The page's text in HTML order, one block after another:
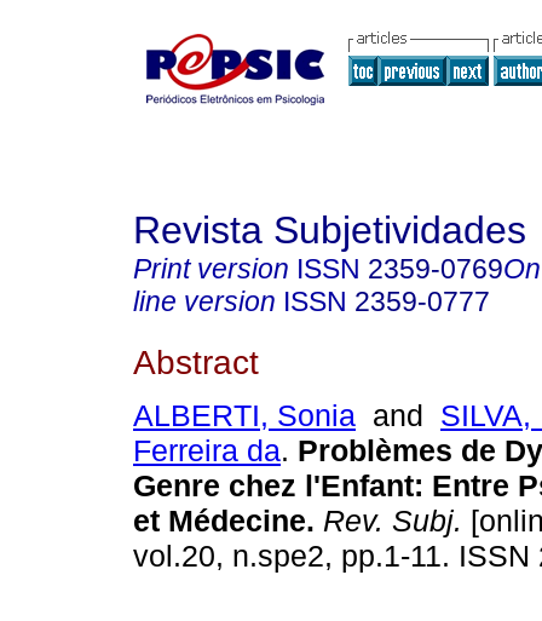
Revista Subjetividades
Print version ISSN 2359-0769
line version ISSN 2359-0777
Abstract
ALBERTI, Sonia and
Ferreira da. Problèmes de
Genre chez l'Enfant: Entre
et Médecine. Rev. Subj.
vol.20, n.spe2, pp.1-11.